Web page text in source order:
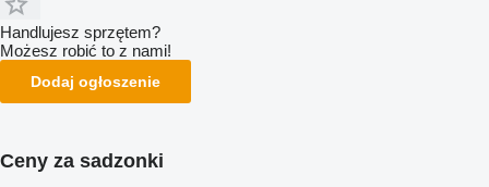
Handlujesz sprzętem?
Możesz robić to z nami!
Dodaj ogłoszenie
Ceny za sadzonki